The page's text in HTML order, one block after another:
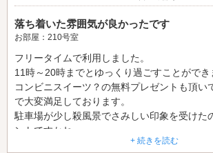
落ち着いた雰囲気が良かったです
お部屋：210号室
フリータイムで利用しました。
11時～20時までとゆっくり過ごすことができ
コンビニスイーツ？の無料プレゼントも頂い
で大変満足しております。
駐車場が少し殺風景でさみしい印象を受けた
ントですかね。
+ 続きを読む